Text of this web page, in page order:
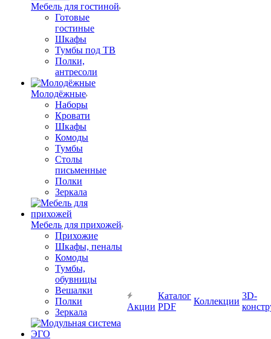
Мебель для гостиной
Готовые
гостиные
Шкафы
Тумбы под ТВ
Полки,
антресоли
Молодёжные
Наборы
Кровати
Шкафы
Комоды
Тумбы
Столы
письменные
Полки
Зеркала
Мебель для прихожей
Прихожие
Шкафы, пеналы
Комоды
Тумбы,
обувницы
Вешалки
Полки
Зеркала
Акции
Каталог
PDF
Коллекции
3D-